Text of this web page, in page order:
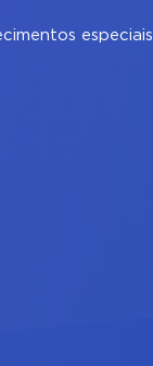
especiais.